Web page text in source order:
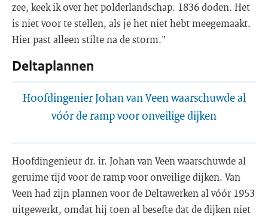
zee, keek ik over het polderlandschap. 1836 doden. Het
is niet voor te stellen, als je het niet hebt meegemaakt.
Hier past alleen stilte na de storm."
Deltaplannen
Hoofdingenier Johan van Veen waarschuwde al
vóór de ramp voor onveilige dijken
Hoofdingenieur dr. ir. Johan van Veen waarschuwde al
geruime tijd voor de ramp voor onveilige dijken. Van
Veen had zijn plannen voor de Deltawerken al vóór 1953
uitgewerkt, omdat hij toen al besefte dat de dijken niet